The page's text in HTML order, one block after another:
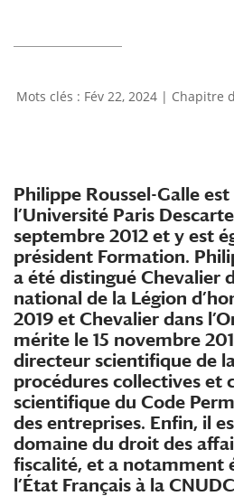
Fév 22, 2024 | Chapitre
Philippe Roussel-Galle
l’Université Paris
septembre 2012 et y est
président Formation.
a été distingué Chevalier
national de la Légion
2019 et Chevalier dans
mérite le 15 novembre
directeur scientifique de
procédures collectives et
scientifique du Code
des entreprises. Enfin, il
domaine du droit des
fiscalité, et a notamment
l’État Français à la